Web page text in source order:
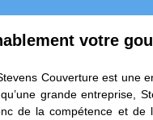
votre
Couverture est une
grande entreprise,
de la compétence et de